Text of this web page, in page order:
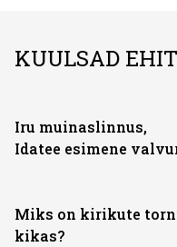
KUULSAD
Iru muinaslinnus,
Idatee esimene
Miks on kirikute
kikas?